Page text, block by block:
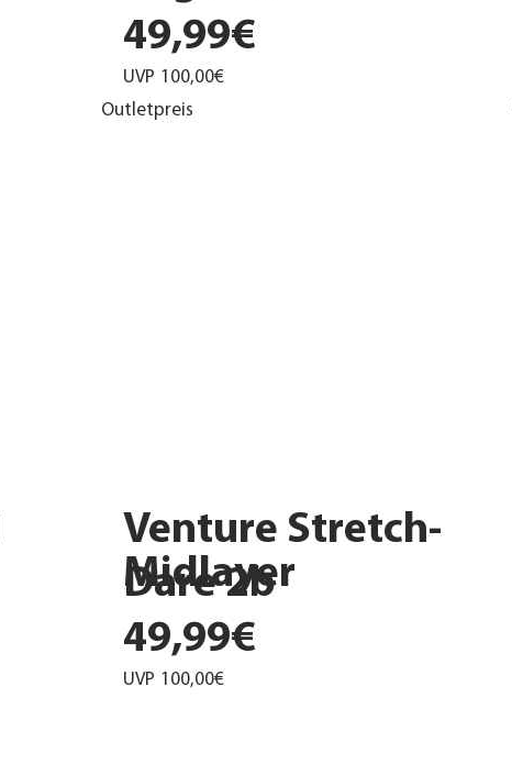
49,99€
UVP 100,00€
Venture Stretch-
Midlayer
Dare 2b
49,99€
UVP 100,00€
Outletpreis